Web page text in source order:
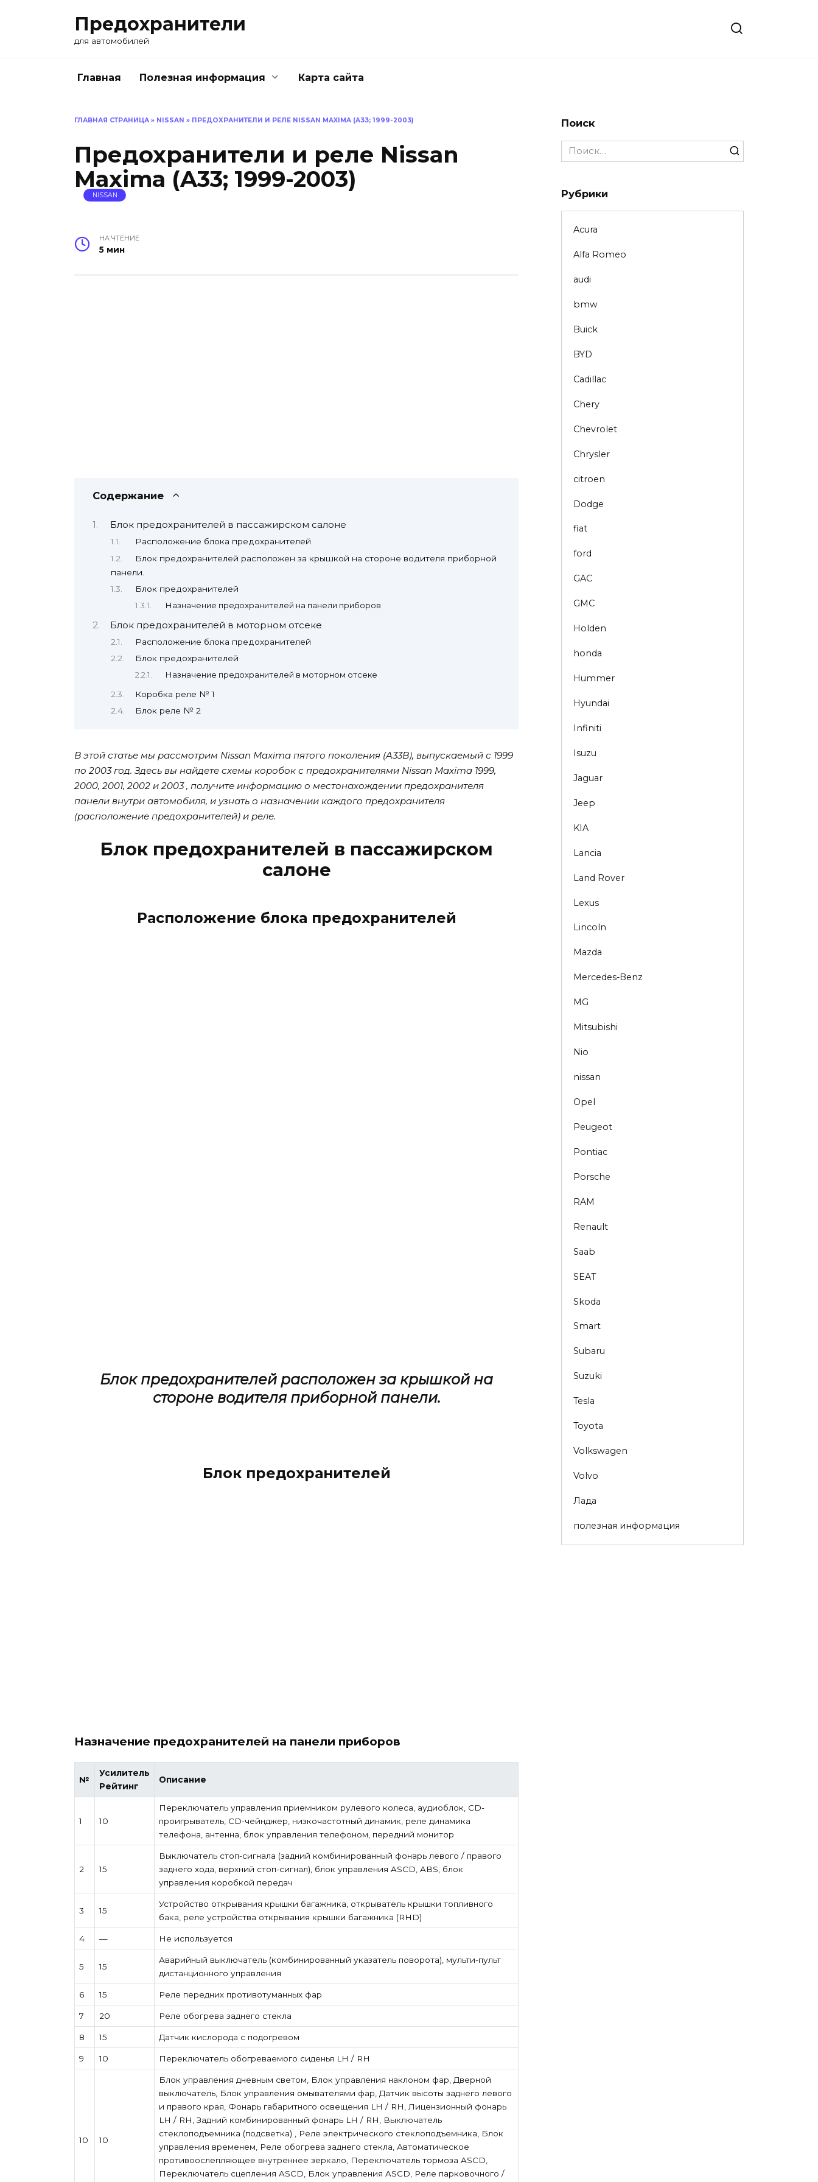
Предохранители
для автомобилей
Главная Полезная информация Карта сайта
ГЛАВНАЯ СТРАНИЦА » NISSAN » ПРЕДОХРАНИТЕЛИ И РЕЛЕ NISSAN MAXIMA (A33; 1999-2003)
Предохранители и реле Nissan
Maxima (A33; 1999-2003)
NISSAN
НА ЧТЕНИЕ
5 мин
Содержание
Блок предохранителей в пассажирском салоне
Расположение блока предохранителей
Блок предохранителей расположен за крышкой на стороне водителя приборной
панели.
Блок предохранителей
Назначение предохранителей на панели приборов
Блок предохранителей в моторном отсеке
Расположение блока предохранителей
Блок предохранителей
Назначение предохранителей в моторном отсеке
Коробка реле № 1
Блок реле № 2
В этой статье мы рассмотрим Nissan Maxima пятого поколения (A33B), выпускаемый с 1999
по 2003 год. Здесь вы найдете схемы коробок с предохранителями Nissan Maxima 1999,
2000, 2001, 2002 и 2003 , получите информацию о местонахождении предохранителя
панели внутри автомобиля, и узнать о назначении каждого предохранителя
(расположение предохранителей) и реле.
Блок предохранителей в пассажирском
салоне
Расположение блока предохранителей
Блок предохранителей расположен за крышкой на
стороне водителя приборной панели.
Блок предохранителей
Назначение предохранителей на панели приборов
№
Усилитель
Рейтинг
Описание
1 10
Переключатель управления приемником рулевого колеса, аудиоблок, CD-
проигрыватель, CD-чейнджер, низкочастотный динамик, реле динамика
телефона, антенна, блок управления телефоном, передний монитор
2 15
Выключатель стоп-сигнала (задний комбинированный фонарь левого / правого
заднего хода, верхний стоп-сигнал), блок управления ASCD, ABS, блок
управления коробкой передач
3 15
Устройство открывания крышки багажника, открыватель крышки топливного
бака, реле устройства открывания крышки багажника (RHD)
4 — Не используется
5 15
Аварийный выключатель (комбинированный указатель поворота), мульти-пульт
дистанционного управления
6 15 Реле передних противотуманных фар
7 20 Реле обогрева заднего стекла
8 15 Датчик кислорода с подогревом
9 10 Переключатель обогреваемого сиденья LH / RH
10 10
Блок управления дневным светом, Блок управления наклоном фар, Дверной
выключатель, Блок управления омывателями фар, Датчик высоты заднего левого
и правого края, Фонарь габаритного освещения LH / RH, Лицензионный фонарь
LH / RH, Задний комбинированный фонарь LH / RH, Выключатель
стеклоподъемника (подсветка) , Реле электрического стеклоподъемника, Блок
управления временем, Реле обогрева заднего стекла, Автоматическое
противоослепляющее внутреннее зеркало, Переключатель тормоза ASCD,
Переключатель сцепления ASCD, Блок управления ASCD, Реле парковочного /
Поиск
Search
for:
Рубрики
Acura
Alfa Romeo
audi
bmw
Buick
BYD
Cadillac
Chery
Chevrolet
Chrysler
citroen
Dodge
fiat
ford
GAC
GMC
Holden
honda
Hummer
Hyundai
Infiniti
Isuzu
Jaguar
Jeep
KIA
Lancia
Land Rover
Lexus
Lincoln
Mazda
Mercedes-Benz
MG
Mitsubishi
Nio
nissan
Opel
Peugeot
Pontiac
Porsche
RAM
Renault
Saab
SEAT
Skoda
Smart
Subaru
Suzuki
Tesla
Toyota
Volkswagen
Volvo
Лада
полезная информация